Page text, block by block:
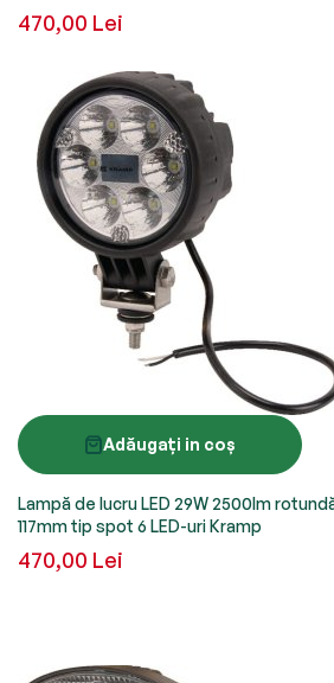
470,00 Lei
Adăugați in coș
Lampă de lucru LED 29W 2500lm
117mm tip spot 6 LED-uri Kramp
470,00 Lei